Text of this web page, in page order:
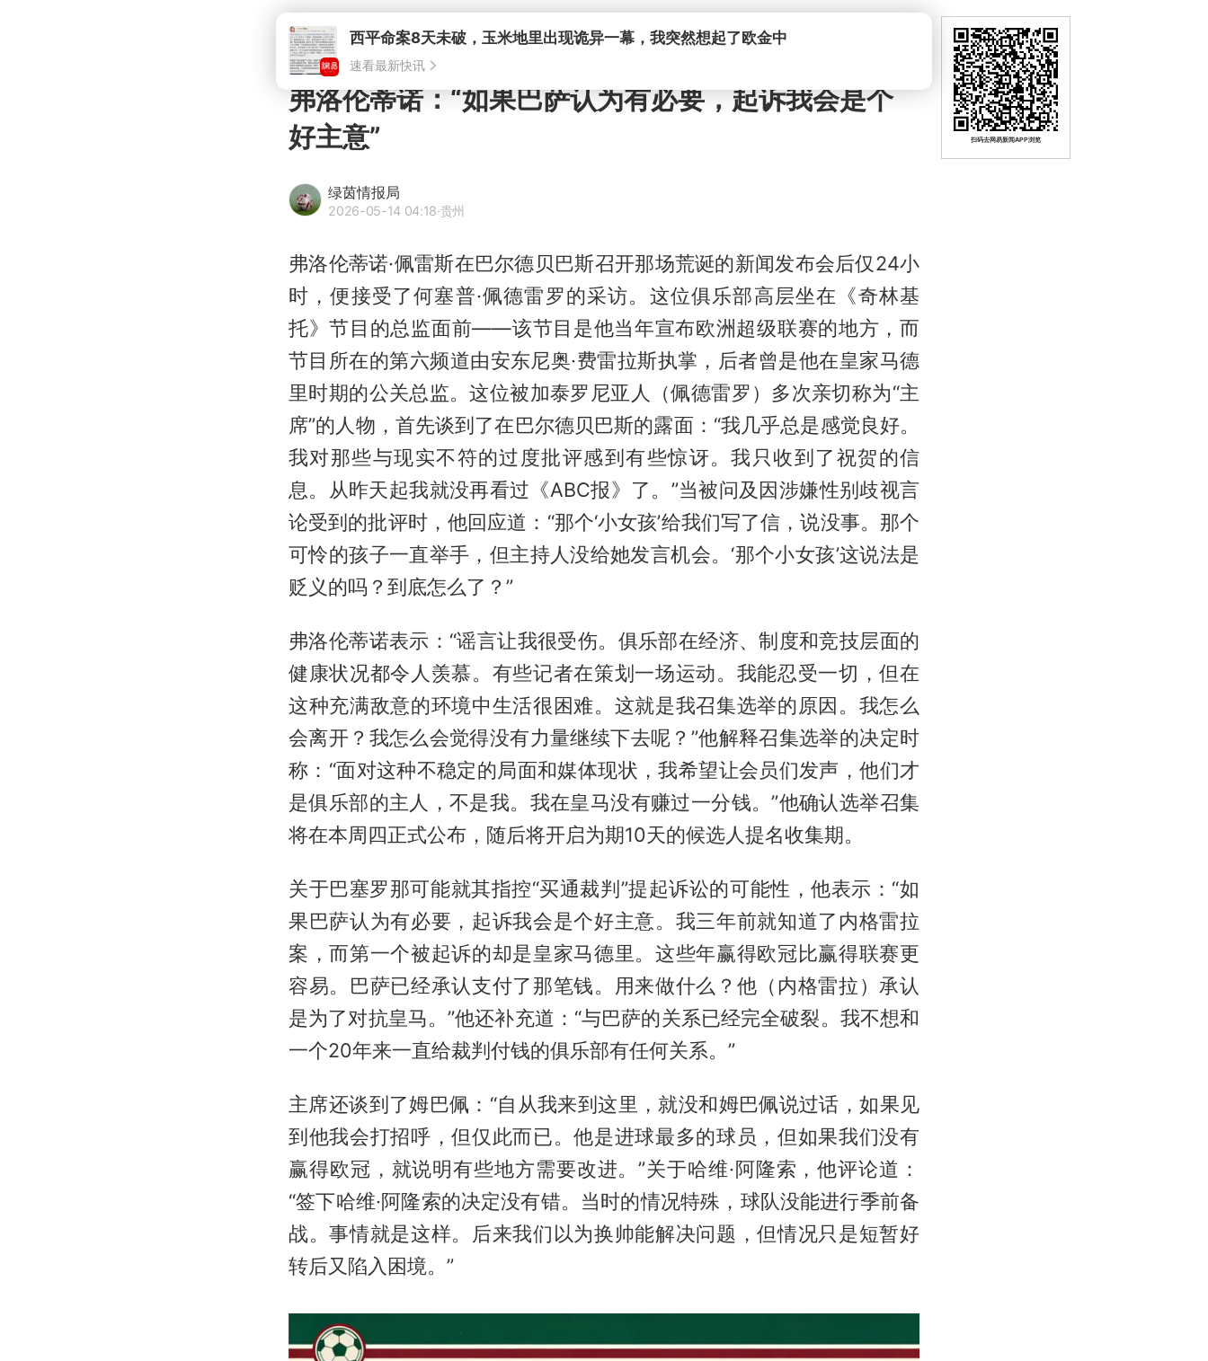
西平命案8天未破，玉米地里出现诡异一幕，我突然想起了欧金中
速看最新快讯
弗洛伦蒂诺：“如果巴萨认为有必要，起诉我会是个
好主意”
绿茵情报局
2026-05-14 04:18·贵州
弗洛伦蒂诺·佩雷斯在巴尔德贝巴斯召开那场荒诞的新闻发布会后仅24小
时，便接受了何塞普·佩德雷罗的采访。这位俱乐部高层坐在《奇林基
托》节目的总监面前——该节目是他当年宣布欧洲超级联赛的地方，而
节目所在的第六频道由安东尼奥·费雷拉斯执掌，后者曾是他在皇家马德
里时期的公关总监。这位被加泰罗尼亚人（佩德雷罗）多次亲切称为“主
席”的人物，首先谈到了在巴尔德贝巴斯的露面：“我几乎总是感觉良好。
我对那些与现实不符的过度批评感到有些惊讶。我只收到了祝贺的信
息。从昨天起我就没再看过《ABC报》了。”当被问及因涉嫌性别歧视言
论受到的批评时，他回应道：“那个‘小女孩’给我们写了信，说没事。那个
可怜的孩子一直举手，但主持人没给她发言机会。‘那个小女孩’这说法是
贬义的吗？到底怎么了？”
弗洛伦蒂诺表示：“谣言让我很受伤。俱乐部在经济、制度和竞技层面的
健康状况都令人羡慕。有些记者在策划一场运动。我能忍受一切，但在
这种充满敌意的环境中生活很困难。这就是我召集选举的原因。我怎么
会离开？我怎么会觉得没有力量继续下去呢？”他解释召集选举的决定时
称：“面对这种不稳定的局面和媒体现状，我希望让会员们发声，他们才
是俱乐部的主人，不是我。我在皇马没有赚过一分钱。”他确认选举召集
将在本周四正式公布，随后将开启为期10天的候选人提名收集期。
关于巴塞罗那可能就其指控“买通裁判”提起诉讼的可能性，他表示：“如
果巴萨认为有必要，起诉我会是个好主意。我三年前就知道了内格雷拉
案，而第一个被起诉的却是皇家马德里。这些年赢得欧冠比赢得联赛更
容易。巴萨已经承认支付了那笔钱。用来做什么？他（内格雷拉）承认
是为了对抗皇马。”他还补充道：“与巴萨的关系已经完全破裂。我不想和
一个20年来一直给裁判付钱的俱乐部有任何关系。”
主席还谈到了姆巴佩：“自从我来到这里，就没和姆巴佩说过话，如果见
到他我会打招呼，但仅此而已。他是进球最多的球员，但如果我们没有
赢得欧冠，就说明有些地方需要改进。”关于哈维·阿隆索，他评论道：
“签下哈维·阿隆索的决定没有错。当时的情况特殊，球队没能进行季前备
战。事情就是这样。后来我们以为换帅能解决问题，但情况只是短暂好
转后又陷入困境。”
扫码去网易新闻APP浏览